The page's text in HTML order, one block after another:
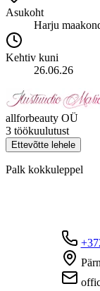
Asukoht
Harju
Kehtiv kuni
26.06.26
allforbeauty OÜ
3 töökuulutust
Ettevõtte lehele
Palk kokkuleppel